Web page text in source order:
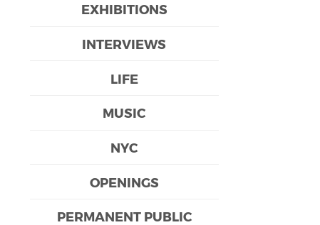
EXHIBITIONS
INTERVIEWS
LIFE
MUSIC
NYC
OPENINGS
PERMANENT PUBLIC